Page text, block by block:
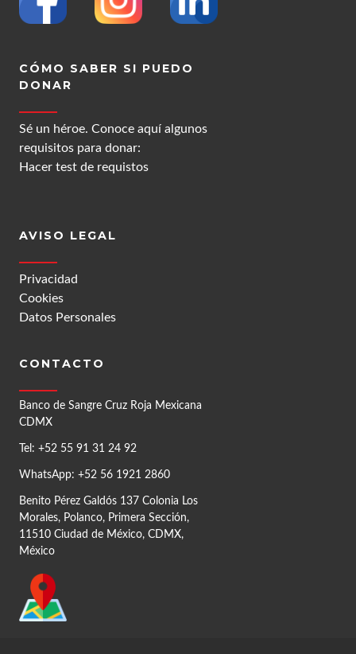
CÓMO SABER SI PUEDO
DONAR
Sé un héroe. Conoce aquí algunos
requisitos para donar:
Hacer test de requistos
AVISO LEGAL
Privacidad
Cookies
Datos Personales
CONTACTO
Banco de Sangre Cruz Roja Mexicana
CDMX
Tel: +52 55 91 31 24 92
WhatsApp: +52 56 1921 2860
Benito Pérez Galdós 137 Colonia Los
Morales, Polanco, Primera Sección,
11510 Ciudad de México, CDMX,
México